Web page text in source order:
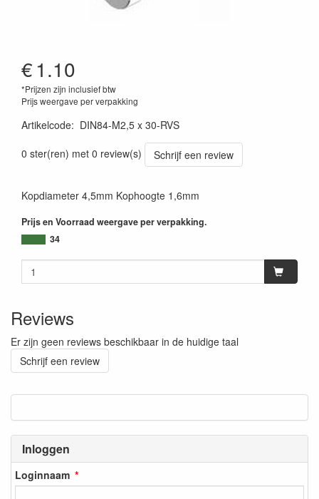
Inloggen
Loginnaam
€1.10
*Prijzen zijn inclusief btw
Prijs weergave per verpakking
Artikelcode: DIN84-M2,5 x 30-RVS
0 ster(ren) met 0 review(s)
Schrijf een review
Kopdiameter 4,5mm Kophoogte 1,6mm
Prijs en Voorraad weergave per verpakking.
34
Reviews
Er zijn geen reviews beschikbaar in de huidige taal
Schrijf een review